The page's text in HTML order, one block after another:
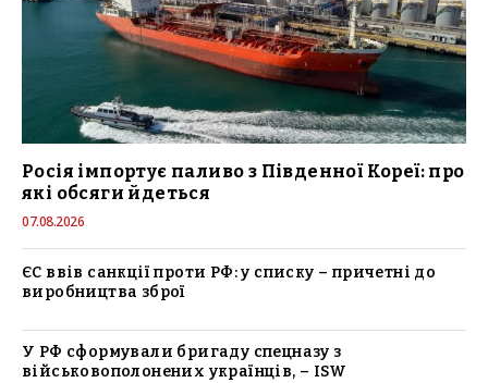
Росія імпортує паливо з Південної Кореї: про
які обсяги йдеться
07.08.2026
ЄС ввів санкції проти РФ: у списку – причетні до
виробництва зброї
У РФ сформували бригаду спецназу з
військовополонених українців, – ISW